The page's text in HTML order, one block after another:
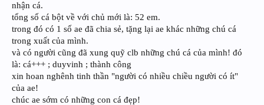
nhận cá.
tổng số cá bột về với chủ mới là: 52 em.
trong đó có 1 số ae đã chia sẻ, tặng lại ae khác những chú cá
trong xuất của mình.
và có người cũng đã xung quỹ clb những chú cá của mình! đó
là: cá+++ ; duyvinh ; thành công
xin hoan nghênh tinh thần "người có nhiều chiều người có ít"
của ae!
chúc ae sớm có những con cá đẹp!